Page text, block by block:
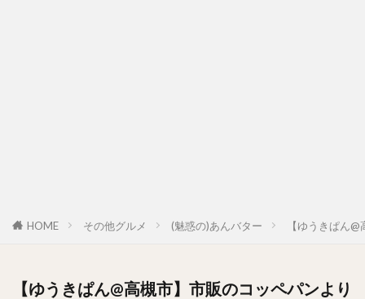
HOME その他グルメ (魅惑の)あんバター 【ゆうきぱん
【ゆうきぱん@高槻市】市販のコッペパンより